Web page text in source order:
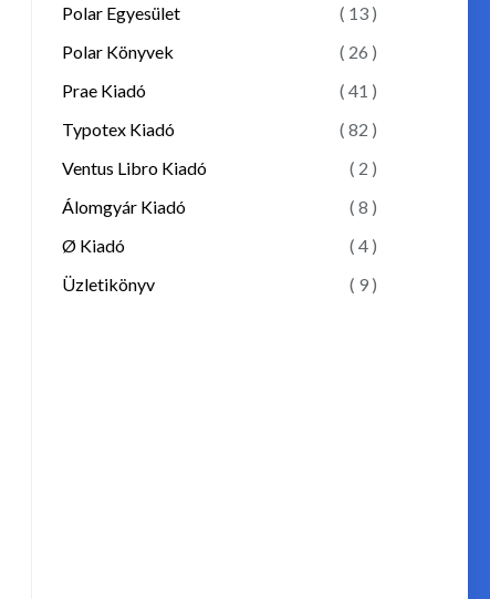
Polar Egyesület
( 13 )
Polar Könyvek
( 26 )
Prae Kiadó
( 41 )
Typotex Kiadó
( 82 )
Ventus Libro Kiadó
( 2 )
Álomgyár Kiadó
( 8 )
Ø Kiadó
( 4 )
Üzletikönyv
( 9 )